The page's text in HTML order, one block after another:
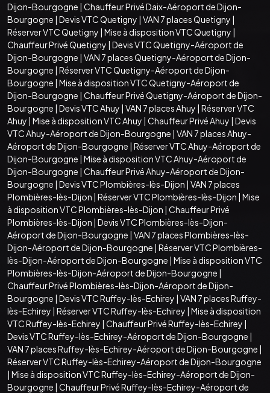
Dijon-Bourgogne | Chauffeur Privé Daix-Aéroport de Dijon-
Bourgogne | Devis VTC Quetigny | VAN 7 places Quetigny |
Réserver VTC Quetigny | Mise à disposition VTC Quetigny |
Chauffeur Privé Quetigny | Devis VTC Quetigny-Aéroport de
Dijon-Bourgogne | VAN 7 places Quetigny-Aéroport de Dijon-
Bourgogne | Réserver VTC Quetigny-Aéroport de Dijon-
Bourgogne | Mise à disposition VTC Quetigny-Aéroport de
Dijon-Bourgogne | Chauffeur Privé Quetigny-Aéroport de Dijon-
Bourgogne | Devis VTC Ahuy | VAN 7 places Ahuy | Réserver VTC
Ahuy | Mise à disposition VTC Ahuy | Chauffeur Privé Ahuy | Devis
VTC Ahuy-Aéroport de Dijon-Bourgogne | VAN 7 places Ahuy-
Aéroport de Dijon-Bourgogne | Réserver VTC Ahuy-Aéroport de
Dijon-Bourgogne | Mise à disposition VTC Ahuy-Aéroport de
Dijon-Bourgogne | Chauffeur Privé Ahuy-Aéroport de Dijon-
Bourgogne | Devis VTC Plombières-lès-Dijon | VAN 7 places
Plombières-lès-Dijon | Réserver VTC Plombières-lès-Dijon | Mise
à disposition VTC Plombières-lès-Dijon | Chauffeur Privé
Plombières-lès-Dijon | Devis VTC Plombières-lès-Dijon-
Aéroport de Dijon-Bourgogne | VAN 7 places Plombières-lès-
Dijon-Aéroport de Dijon-Bourgogne | Réserver VTC Plombières-
lès-Dijon-Aéroport de Dijon-Bourgogne | Mise à disposition VTC
Plombières-lès-Dijon-Aéroport de Dijon-Bourgogne |
Chauffeur Privé Plombières-lès-Dijon-Aéroport de Dijon-
Bourgogne | Devis VTC Ruffey-lès-Echirey | VAN 7 places Ruffey-
lès-Echirey | Réserver VTC Ruffey-lès-Echirey | Mise à disposition
VTC Ruffey-lès-Echirey | Chauffeur Privé Ruffey-lès-Echirey |
Devis VTC Ruffey-lès-Echirey-Aéroport de Dijon-Bourgogne |
VAN 7 places Ruffey-lès-Echirey-Aéroport de Dijon-Bourgogne |
Réserver VTC Ruffey-lès-Echirey-Aéroport de Dijon-Bourgogne
| Mise à disposition VTC Ruffey-lès-Echirey-Aéroport de Dijon-
Bourgogne | Chauffeur Privé Ruffey-lès-Echirey-Aéroport de